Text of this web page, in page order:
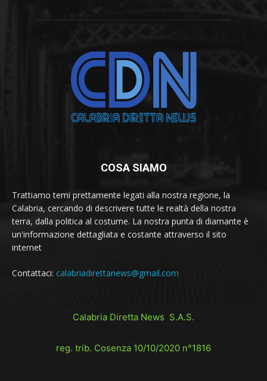
COSA SIAMO
Trattiamo temi prettamente legati alla nostra regione, la
Calabria, cercando di descrivere tutte le realtà della nostra
terra, dalla politica al costume. La nostra punta di diamante è
un'informazione dettagliata e costante attraverso il sito
internet
Contattaci: calabriadirettanews@gmail.com
Calabria Diretta News S.A.S.
reg. trib. Cosenza 10/10/2020 n°1816